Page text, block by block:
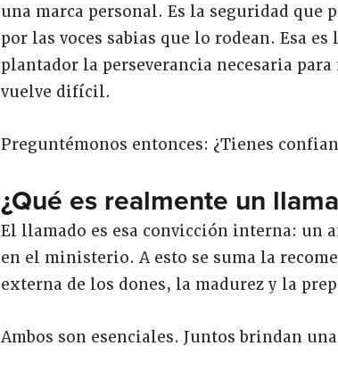
una marca personal. Es la seguridad
por las voces sabias que lo rodean. Esa
plantador la perseverancia necesaria
vuelve difícil.
Preguntémonos entonces: ¿Tienes
¿Qué es realmente un
El llamado es esa convicción interna: un
en el ministerio. A esto se suma la
externa de los dones, la madurez y la
Ambos son esenciales. Juntos brindan